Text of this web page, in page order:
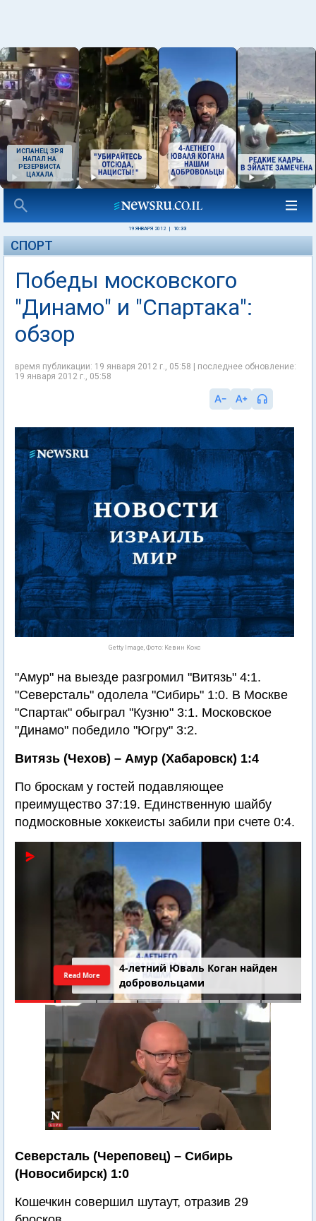
ИСПАНЕЦ ЗРЯ
НАПАЛ НА
РЕЗЕРВИСТА
ЦАХАЛА
19 ЯНВАРЯ 2012 10:33
СПОРТ
Победы московского
"Динамо" и "Спартака":
обзор
время публикации: 19 января 2012 г., 05:58 | последнее обновление:
19 января 2012 г., 05:58
Getty Image, Фото: Кевин Кокс
"Амур" на выезде разгромил "Витязь" 4:1.
"Северсталь" одолела "Сибирь" 1:0. В Москве
"Спартак" обыграл "Кузню" 3:1. Московское
"Динамо" победило "Югру" 3:2.
Витязь (Чехов) – Амур (Хабаровск) 1:4
По броскам у гостей подавляющее
преимущество 37:19. Единственную шайбу
подмосковные хоккеисты забили при счете 0:4.
4-летний Юваль Коган найден
добровольцами
Read More
Северсталь (Череповец) – Сибирь
(Новосибирск) 1:0
Кошечкин совершил шутаут, отразив 29